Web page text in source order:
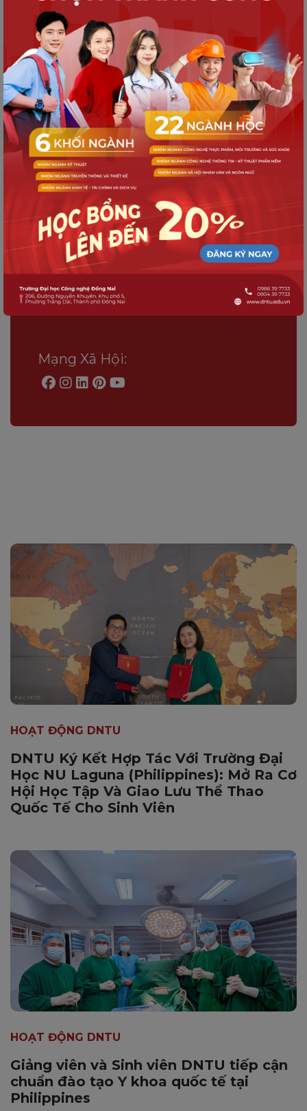
Triển khai và thực hiện chương trình 5S tại
Trường Đại học Công nghệ Đồng Nai
Trường Đại học Công nghệ Đồng Nai tham
gia Tập huấn công tác tổ chức Kỳ thi Đánh giá
năng lực năm 2025
Trường Đại học Công nghệ
Đồng Nai
Liên hệ:
Email: info@dntu.edu.vn
SĐT: 0904 39 7733
Mạng Xã Hội:
HOẠT ĐỘNG DNTU
DNTU Ký Kết Hợp Tác Với Trường Đại
Học NU Laguna (Philippines): Mở Ra Cơ
Hội Học Tập Và Giao Lưu Thể Thao
Quốc Tế Cho Sinh Viên
HOẠT ĐỘNG DNTU
Giảng viên và Sinh viên DNTU tiếp cận
chuẩn đào tạo Y khoa quốc tế tại
Philippines